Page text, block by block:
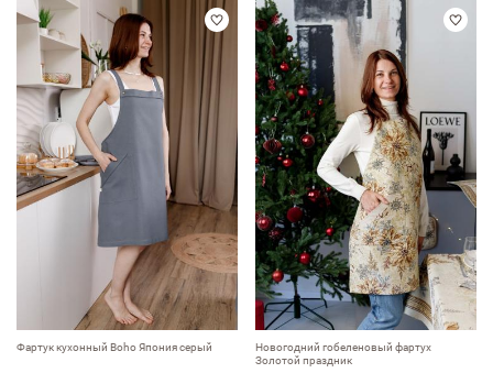
Фартук кухонный Boho Япония серый
Новогодний гобеленовый фартух
Золотой праздник